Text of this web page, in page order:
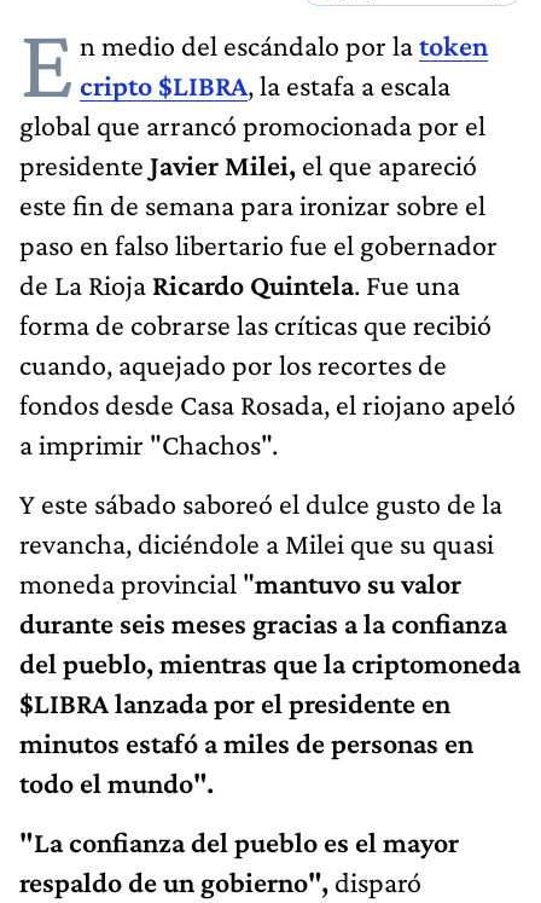
E n medio del escándalo por latoken
cripto $LIBRA, la estafa a escala
global que arrancó promocionada por el
presidente Javier Milei, el que apareció
este fin de semana para ironizar sobre el
paso en falso libertario fue el gobernador
de La Rioja Ricardo Quintela. Fue una
forma de cobrarse las críticas que recibió
cuando, aquejado por los recortes de
fondos desde Casa Rosada, el riojano apeló
a imprimir "Chachos".
Y este sábado saboreó el dulce gusto de la
revancha, diciéndole a Milei que su quasi
moneda provincial "mantuvo su valor
durante seis meses gracias a la confianza
del pueblo, mientras que la criptomoneda
$LIBRA lanzada por el presidente en
minutos estafó a miles de personas en
todo el mundo".
"La confianza del pueblo es el mayor
respaldo de un gobierno", disparó